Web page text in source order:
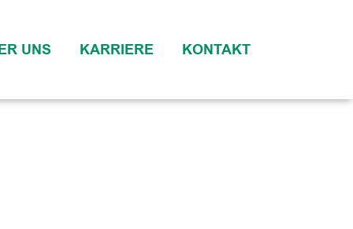
UNS KARRIERE KONTAKT